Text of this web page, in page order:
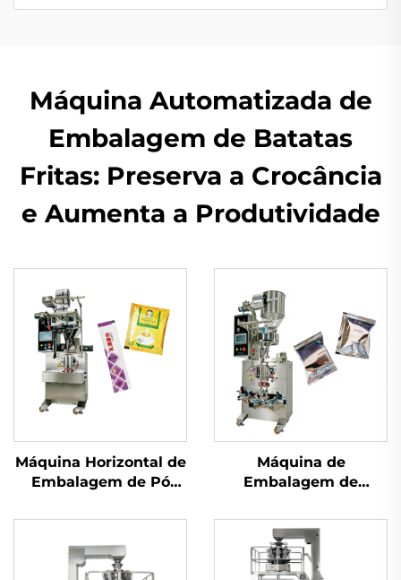
Máquina Automatizada de
Embalagem de Batatas
Fritas: Preserva a Crocância
e Aumenta a Produtividade
Máquina Horizontal de
Embalagem de Pó
Máquina de
Embalagem de
Uso Duplo